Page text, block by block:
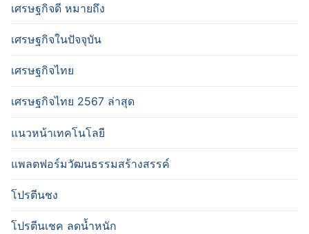
เศรษฐกิจดี หมายถึง
เศรษฐกิจในปัจจุบัน
เศรษฐกิจไทย
เศรษฐกิจไทย 2567 ล่าสุด
แนวหน้าเทคโนโลยี
แพลตฟอร์มวัฒนธรรมสร้างสรรค์
โปรตีนชง
โปรตีนเชค ลดน้ำหนัก